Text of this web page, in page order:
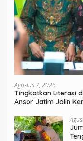
Agustus 7, 2026
Tingkatkan Literasi
Ansor Jatim Jalin